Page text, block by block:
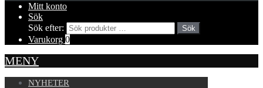
Mitt konto
Sök
Sök efter:
Sök
Varukorg 0
MENY
NYHETER